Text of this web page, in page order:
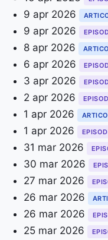
9 apr 2026
9 apr 2026
8 apr 2026
6 apr 2026
3 apr 2026
2 apr 2026
1 apr 2026
1 apr 2026
31 mar 2026
30 mar 2026
27 mar 2026
26 mar 2026
26 mar 2026
25 mar 2026